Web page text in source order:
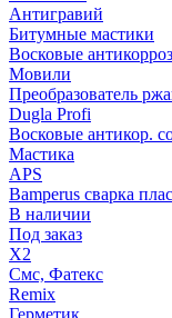
Антигравий
Битумные мастики
Восковые
Мовили
Преобразователь
Dugla Profi
Восковые антикор.
Мастика
APS
Bamperus сварка
В наличии
Под заказ
X2
Смс, Фатекс
Remix
Герметик